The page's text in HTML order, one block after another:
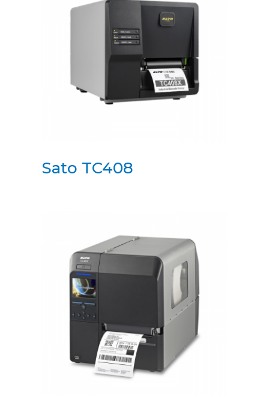
Sato TC408